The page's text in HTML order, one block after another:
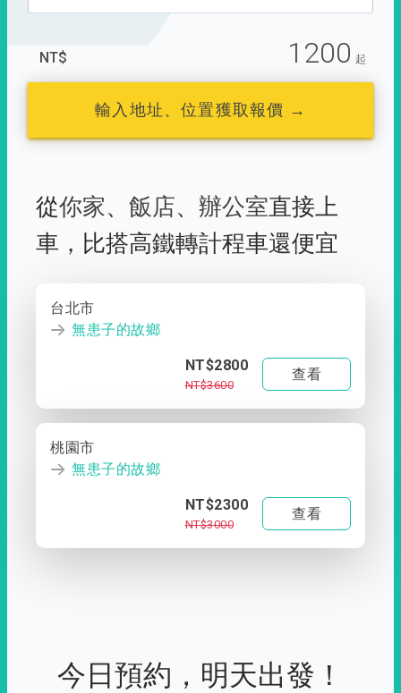
NT$ 1200 起
輸入地址、位置獲取報價 →
從你家、 飯店、 辦公室直接上
車， 比搭高鐵轉計程車還便宜
台北市
無患子的故鄉
NT$2800
NT$3600
查看
桃園市
無患子的故鄉
NT$2300
NT$3000
查看
今日預約，明天出發！